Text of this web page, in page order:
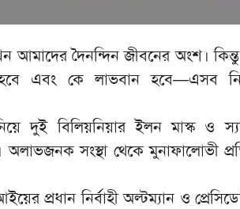
আমাদের দৈনন্দিন জীবনের অংশ।
এবং কে লাভবান হবে—এসব
দুই বিলিয়নিয়ার ইলন মাস্ক ও
সংস্থা থেকে মুনাফালোভী
প্রধান নির্বাহী অল্টম্যান ও